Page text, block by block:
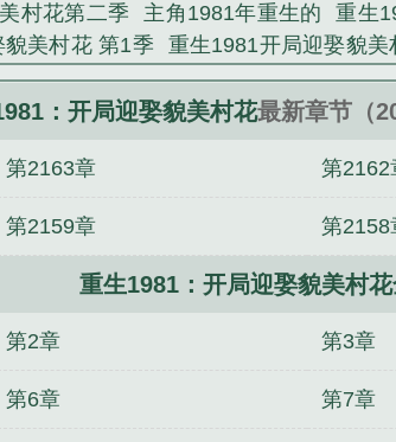
村花第二季 主角1981年重生的 重生
美村花 第1季 重生1981开局迎娶貌
一季4 重生1981开局迎娶貌美村花第1
开局迎娶貌美村花 第1季短剧 重生
：开局迎娶貌美村花最新章节（
第2163章 第2162
第2159章 第2158
重生1981：开局迎娶貌美村
第2章 第3章
第6章 第7章